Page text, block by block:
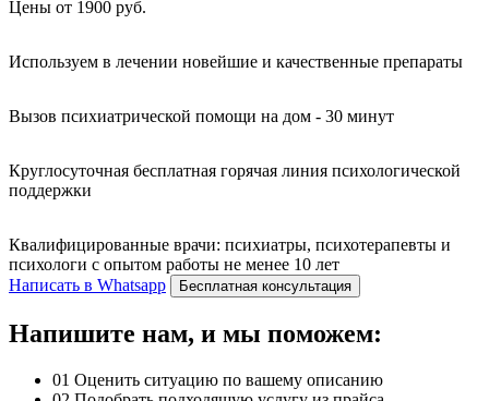
Цены от 1900 руб.
Используем в лечении новейшие и качественные препараты
Вызов психиатрической помощи на дом - 30 минут
Круглосуточная бесплатная горячая линия психологической
поддержки
Квалифицированные врачи: психиатры, психотерапевты и
психологи с опытом работы не менее 10 лет
Написать в Whatsapp
Бесплатная консультация
Напишите нам, и мы поможем:
01 Оценить ситуацию по вашему описанию